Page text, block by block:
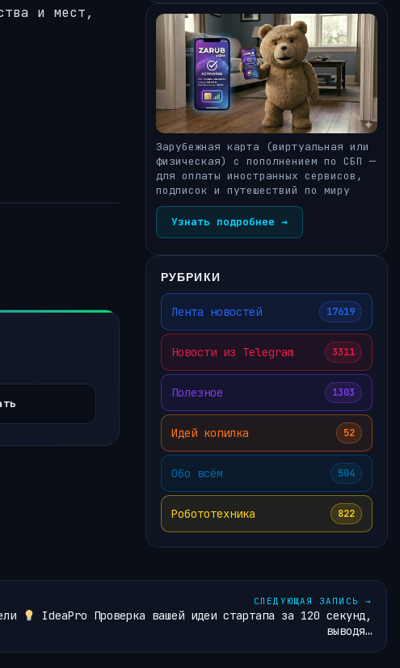
и мест,
Зарубежная карта (виртуальная или
физическая) с пополнением по СБП —
для оплаты иностранных сервисов,
подписок и путешествий по миру
Узнать подробнее →
РУБРИКИ
Лента новостей 17619
Новости из Telegram 3311
Полезное 1303
Идей копилка 52
Обо всём 504
Робототехника 822
СЛЕДУЮЩАЯ ЗАПИСЬ →
IdeaPro Проверка вашей идеи стартапа за 120 секунд,
выводя…